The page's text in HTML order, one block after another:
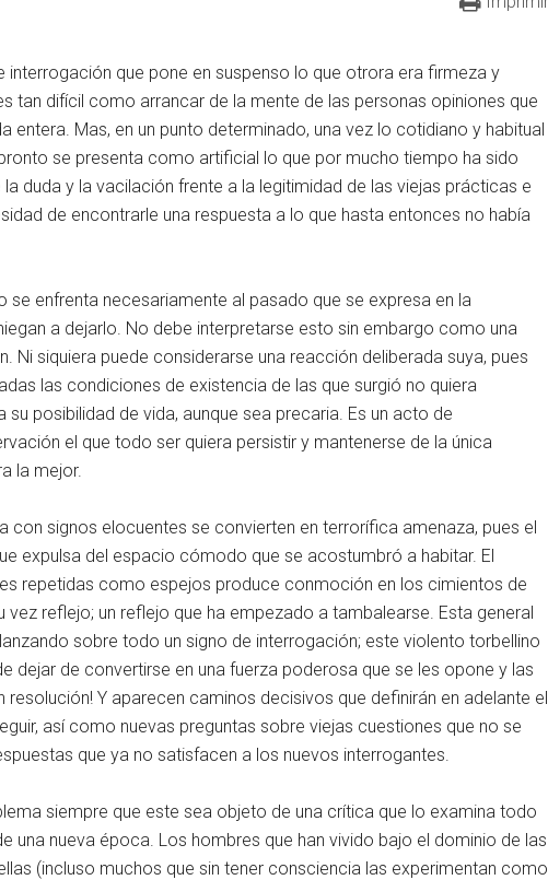
interrogación que pone en suspenso lo que otrora era firmeza y
tan difícil como arrancar de la mente de las personas opiniones que
entera. Mas, en un punto determinado, una vez lo cotidiano y habitual
se presenta como artificial lo que por mucho tiempo ha sido
duda y la vacilación frente a la legitimidad de las viejas prácticas e
de encontrarle una respuesta a lo que hasta entonces no había
enfrenta necesariamente al pasado que se expresa en la
a dejarlo. No debe interpretarse esto sin embargo como una
Ni siquiera puede considerarse una reacción deliberada suya, pues
las condiciones de existencia de las que surgió no quiera
posibilidad de vida, aunque sea precaria. Es un acto de
el que todo ser quiera persistir y mantenerse de la única
la mejor.
con signos elocuentes se convierten en terrorífica amenaza, pues el
expulsa del espacio cómodo que se acostumbró a habitar. El
repetidas como espejos produce conmoción en los cimientos de
reflejo; un reflejo que ha empezado a tambalearse. Esta general
sobre todo un signo de interrogación; este violento torbellino
dejar de convertirse en una fuerza poderosa que se les opone y las
resolución! Y aparecen caminos decisivos que definirán en adelante el
así como nuevas preguntas sobre viejas cuestiones que no se
que ya no satisfacen a los nuevos interrogantes.
siempre que este sea objeto de una crítica que lo examina todo
una nueva época. Los hombres que han vivido bajo el dominio de las
(incluso muchos que sin tener consciencia las experimentan como